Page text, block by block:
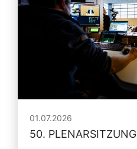
01.07.2026
50. PLENARSITZUNG